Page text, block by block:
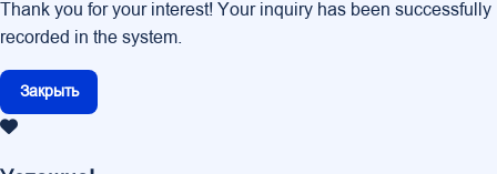
Thank you for your interest! Your inquiry has been successfully
recorded in the system.
Закрыть